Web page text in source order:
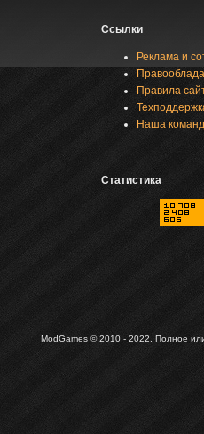
Ссылки
Реклама и
Правила
Наша
Статистика
ModGames © 2010 - 2022. Полное